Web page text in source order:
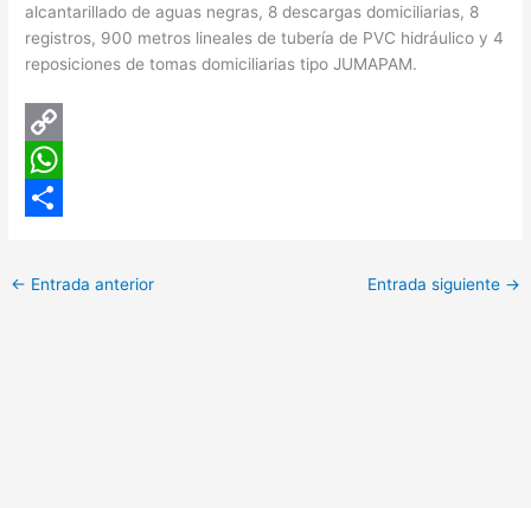
alcantarillado de aguas negras, 8 descargas domiciliarias, 8
registros, 900 metros lineales de tubería de PVC hidráulico y 4
reposiciones de tomas domiciliarias tipo JUMAPAM.
C
oW
← Entrada anterior Entrada siguiente →